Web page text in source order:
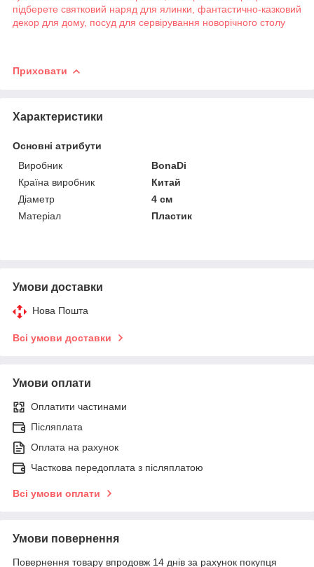
підберете святковий наряд для ялинки, фантастично-казковий
декор для дому, посуд для сервірування новорічного столу
Приховати
Характеристики
Основні атрибути
Виробник
BonaDi
Країна виробник
Китай
Діаметр
4 см
Матеріал
Пластик
Умови доставки
Нова Пошта
Всі умови доставки
Умови оплати
Оплатити частинами
Післяплата
Оплата на рахунок
Часткова передоплата з післяплатою
Всі умови оплати
Умови повернення
Повернення товару впродовж 14 днів за рахунок покупця